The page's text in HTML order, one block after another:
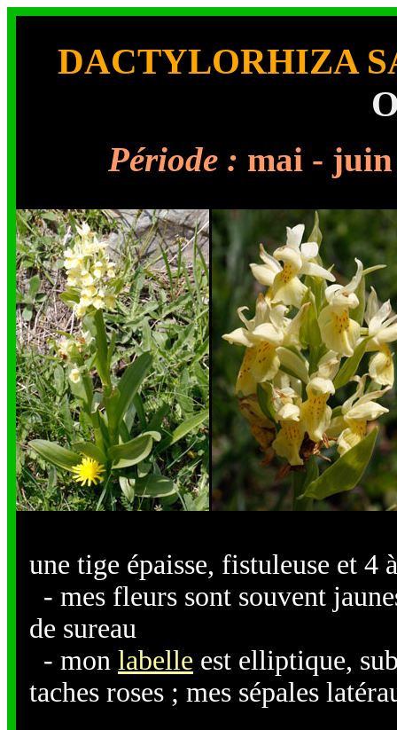
DACTYLORHIZA
Période : mai -
une tige épaisse, fistuleuse et 4
- mes fleurs sont souvent
de sureau
- mon labelle est elliptique,
taches roses ; mes sépales